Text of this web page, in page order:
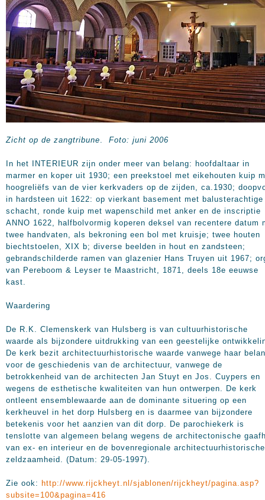
Zicht op de zangtribune. Foto: juni 2006
In het INTERIEUR zijn onder meer van belang: hoofdaltaar in
marmer en koper uit 1930; een preekstoel met eikehouten kuip
hoogreliëfs van de vier kerkvaders op de zijden, ca.1930;
in hardsteen uit 1622: op vierkant basement met balusterachtige
schacht, ronde kuip met wapenschild met anker en de inscriptie
ANNO 1622, halfbolvormig koperen deksel van recentere datum
twee handvaten, als bekroning een bol met kruisje; twee houten
biechtstoelen, XIX b; diverse beelden in hout en zandsteen;
gebrandschilderde ramen van glazenier Hans Truyen uit 1967;
van Pereboom & Leyser te Maastricht, 1871, deels 18e eeuwse
kast.
Waardering
De R.K. Clemenskerk van Hulsberg is van cultuurhistorische
waarde als bijzondere uitdrukking van een geestelijke
De kerk bezit architectuurhistorische waarde vanwege haar
voor de geschiedenis van de architectuur, vanwege de
betrokkenheid van de architecten Jan Stuyt en Jos. Cuypers en
wegens de esthetische kwaliteiten van hun ontwerpen. De kerk
ontleent ensemblewaarde aan de dominante situering op een
kerkheuvel in het dorp Hulsberg en is daarmee van bijzondere
betekenis voor het aanzien van dit dorp. De parochiekerk is
tenslotte van algemeen belang wegens de architectonische
van ex- en interieur en de bovenregionale architectuurhistorische
zeldzaamheid. (Datum: 29-05-1997).
Zie ook: http://www.rijckheyt.nl/sjablonen/rijckheyt/pagina.asp?
subsite=100&pagina=416